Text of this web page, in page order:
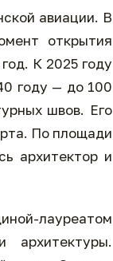
авиации. В
открытия
К 2025 году
году — до 100
швов. Его
По площади
архитектор и
лауреатом